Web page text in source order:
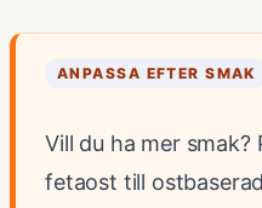
ANPASSA EFTER SMAK
Vill du ha mer
fetaost till